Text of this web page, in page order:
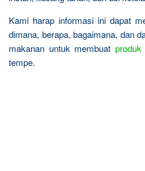
Kami harap informasi ini dapat
dimana, berapa, bagaimana, dan
makanan untuk membuat produk
tempe.